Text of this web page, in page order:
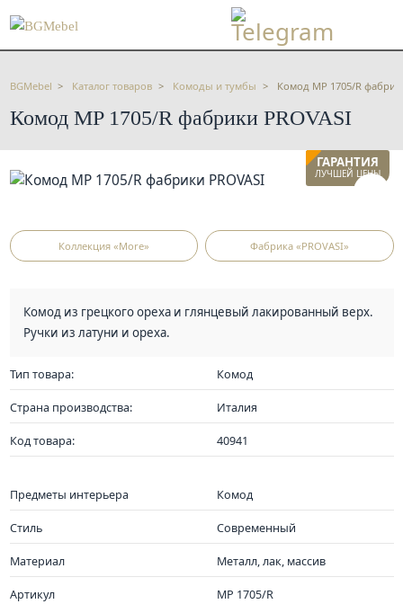
BGMebel Каталог товаров Комоды и тумбы Комод MP 1705/R
Комод MP 1705/R фабрики PROVASI
ГАРАНТИЯ
ЛУЧШЕЙ ЦЕНЫ
Фабрика «PROVASI»
Коллекция «More»
Комод из грецкого ореха и глянцевый лакированный верх.
Ручки из латуни и ореха.
Тип товара: Комод
Страна производства: Италия
Код товара: 40941
Предметы интерьера Комод
Стиль Современный
Материал Металл, лак, массив
Артикул MP 1705/R